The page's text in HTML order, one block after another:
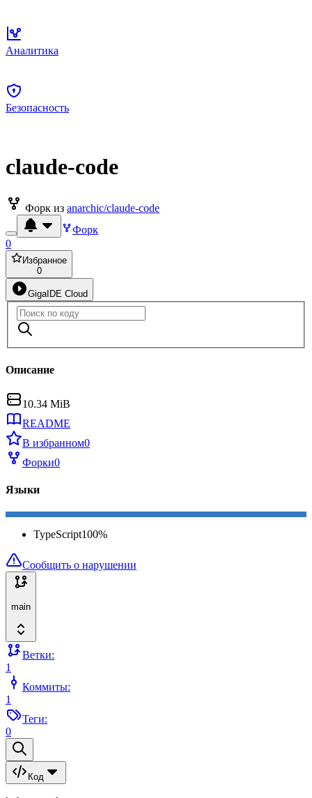
Аналитика
Безопасность
claude-code
Форк из anarchic/claude-code
Форк
0
Избранное
0
GigaIDE Cloud
Описание
10.34 MiB
README
В избранном0
Форки0
Языки
TypeScript100%
Сообщить о нарушении
main
Ветки:
1
Коммиты:
1
Теги:
0
Код